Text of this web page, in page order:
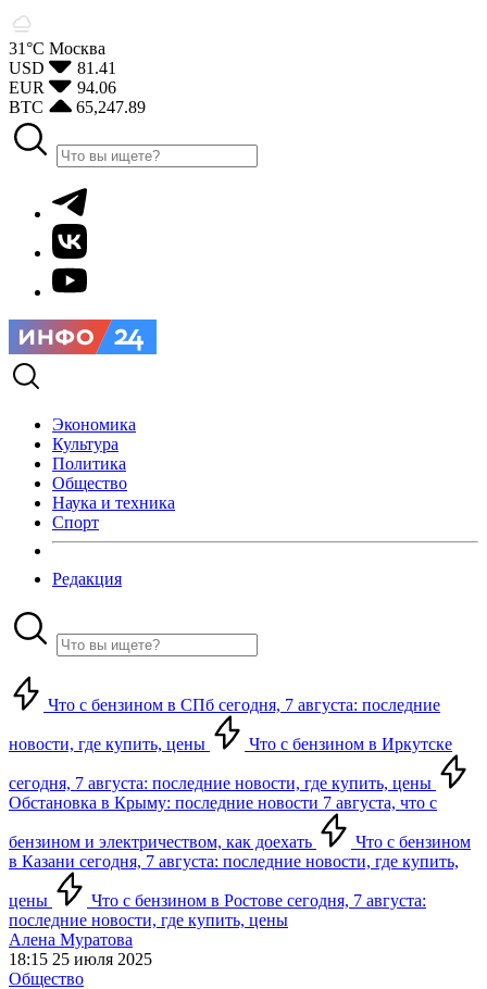
31°С Москва
USD
81.41
EUR
94.06
BTC
65,247.89
Экономика
Культура
Политика
Общество
Наука и техника
Спорт
Редакция
Что с бензином в СПб сегодня, 7 августа: последние
новости, где купить, цены Что с бензином в Иркутске
сегодня, 7 августа: последние новости, где купить, цены
Обстановка в Крыму: последние новости 7 августа, что с
бензином и электричеством, как доехать
Что с бензином
в Казани сегодня, 7 августа: последние новости, где купить,
цены
Что с бензином в Ростове сегодня, 7 августа:
последние новости, где купить, цены
Алена Муратова
18:15 25 июля 2025
Общество